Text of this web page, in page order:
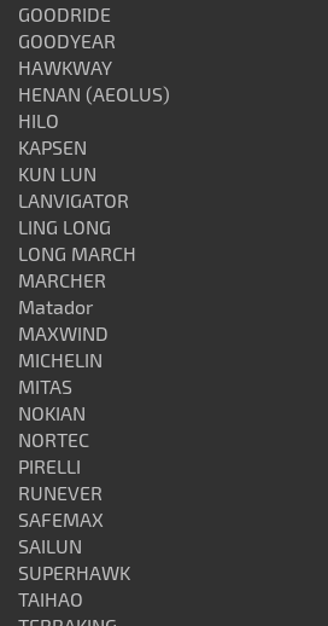
GOODRIDE
GOODYEAR
HAWKWAY
HENAN (AEOLUS)
HILO
KAPSEN
KUN LUN
LANVIGATOR
LING LONG
LONG MARCH
MARCHER
Matador
MAXWIND
MICHELIN
MITAS
NOKIAN
NORTEC
PIRELLI
RUNEVER
SAFEMAX
SAILUN
SUPERHAWK
TAIHAO